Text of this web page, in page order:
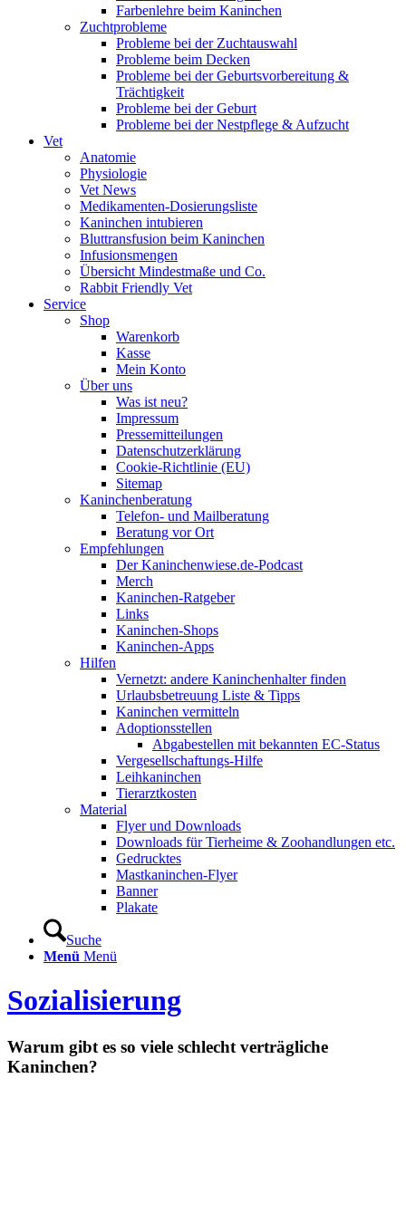
Farbenlehre beim Kaninchen
Zuchtprobleme
Probleme bei der Zuchtauswahl
Probleme beim Decken
Probleme bei der Geburtsvorbereitung &
Trächtigkeit
Probleme bei der Geburt
Probleme bei der Nestpflege & Aufzucht
Vet
Anatomie
Physiologie
Vet News
Medikamenten-Dosierungsliste
Kaninchen intubieren
Bluttransfusion beim Kaninchen
Infusionsmengen
Übersicht Mindestmaße und Co.
Rabbit Friendly Vet
Service
Shop
Warenkorb
Kasse
Mein Konto
Über uns
Was ist neu?
Impressum
Pressemitteilungen
Datenschutzerklärung
Cookie-Richtlinie (EU)
Sitemap
Kaninchenberatung
Telefon- und Mailberatung
Beratung vor Ort
Empfehlungen
Der Kaninchenwiese.de-Podcast
Merch
Kaninchen-Ratgeber
Links
Kaninchen-Shops
Kaninchen-Apps
Hilfen
Vernetzt: andere Kaninchenhalter finden
Urlaubsbetreuung Liste & Tipps
Kaninchen vermitteln
Adoptionsstellen
Abgabestellen mit bekannten EC-Status
Vergesellschaftungs-Hilfe
Leihkaninchen
Tierarztkosten
Material
Flyer und Downloads
Downloads für Tierheime & Zoohandlungen etc.
Gedrucktes
Mastkaninchen-Flyer
Banner
Plakate
Suche
Menü Menü
Sozialisierung
Warum gibt es so viele schlecht verträgliche
Kaninchen?